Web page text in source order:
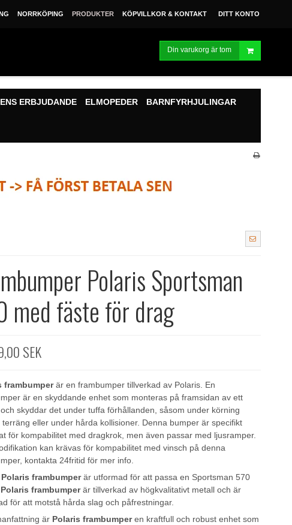
NORRKÖPING PRODUKTER KÖPVILLKOR & KONTAKT DITT KONTO
Din varukorg är tom
ERBJUDANDE ELMOPEDER BARNFYRHJULINGAR
Polaris Sportsman
med fäste för drag
SEK
frambumperär en frambumper tillverkad av Polaris. En
är en skyddande enhet som monteras på framsidan av ett
skyddar det under tuffa förhållanden, såsom under körning
terräng eller under hårda kollisioner. Denna bumper är specifikt
för kompabilitet med dragkrok, men även passar med ljusramper.
kan krävas för kompabilitet med vinsch på denna
kontakta 24fritid för mer info.
Polaris frambumperär utformad för att passa en Sportsman 570
Polaris frambumperär tillverkad av högkvalitativt metall och är
för att motstå hårda slag och påfrestningar.
är Polaris frambumperen kraftfull och robust enhet som